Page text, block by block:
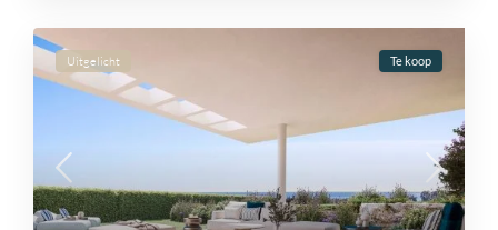
Uitgelicht Te koop
Prices & Availability
Projectinformatie direct in uw inbox!